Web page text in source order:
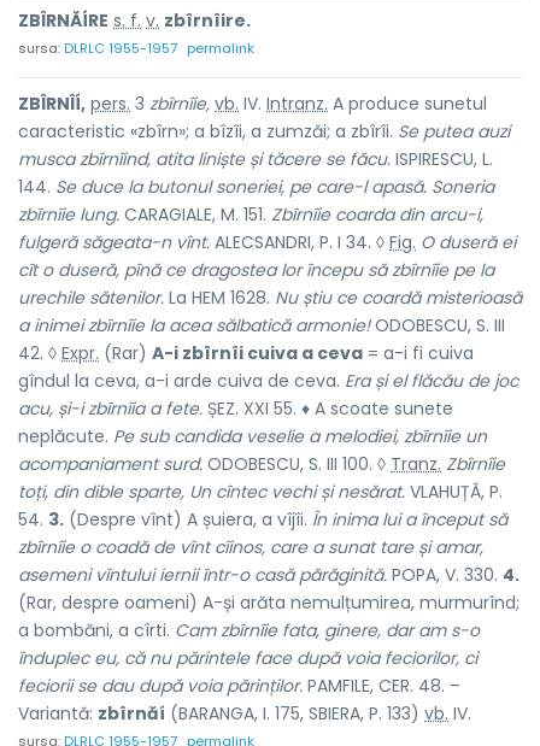
ZBÎRNĂÍRE s. f. v. zbîrnîire.
sursa:DLRLC 1955-1957 permalink
ZBÎRNÎÍ, pers. 3 zbîrnîie, vb. IV. Intranz. A produce sunetul
caracteristic «zbîrn»; a bîzîi, a zumzăi; a zbîrîi. Se putea auzi
musca zbîrnîind, atita liniște și tăcere se făcu. ISPIRESCU, L.
144. Se duce la butonul soneriei, pe care-l apasă. Soneria
zbîrnîie lung. CARAGIALE, M. 151. Zbîrnîie coarda din arcu-i,
fulgeră săgeata-n vînt. ALECSANDRI, P. I 34. ◊ Fig. O duseră ei
cît o duseră, pînă ce dragostea lor începu să zbîrnîie pe la
urechile sătenilor. La HEM 1628. Nu știu ce coardă misterioasă
a inimei zbîrnîie la acea sălbatică armonie!ODOBESCU, S. III
42. ◊ Expr. (Rar) A-i zbîrnîi cuiva a ceva = a-i fi cuiva
gîndul la ceva, a-i arde cuiva de ceva. Era și el flăcău de joc
acu, și-i zbîrnîia a fete. ȘEZ. XXI 55. ♦ A scoate sunete
neplăcute. Pe sub candida veselie a melodiei, zbîrnîie un
acompaniament surd. ODOBESCU, S. III 100. ◊ Tranz. Zbîrnîie
toți, din dible sparte, Un cîntec vechi și nesărat. VLAHUȚĂ, P.
54. 3. (Despre vînt) A șuiera, a vîjîi. În inima lui a început să
zbîrnîie o coadă de vînt cîinos, care a sunat tare și amar,
asemeni vîntului iernii într-o casă părăginită. POPA, V. 330. 4.
(Rar, despre oameni) A-și arăta nemulțumirea, murmurînd;
a bombăni, a cîrti. Cam zbîrnîie fata, ginere, dar am s-o
înduplec eu, că nu părintele face după voia feciorilor, ci
feciorii se dau după voia părinților. PAMFILE, CER. 48. –
Variantă: zbîrnăí (BARANGA, I. 175, SBIERA, P. 133) vb. IV.
sursa:DLRLC 1955-1957 permalink